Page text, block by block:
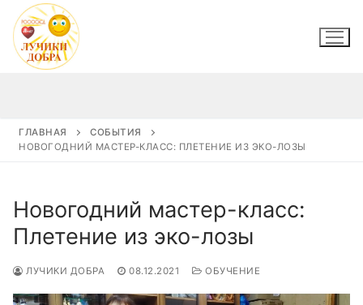
Перейти
содержимому
ГЛАВНАЯ
СОБЫТИЯ
НОВОГОДНИЙ МАСТЕР-КЛАСС: ПЛЕТЕНИЕ ИЗ ЭКО-ЛОЗЫ
Новогодний мастер-класс:
Плетение из эко-лозы
ЛУЧИКИ ДОБРА 08.12.2021 ОБУЧЕНИЕ